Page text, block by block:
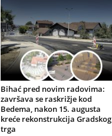
Bihać pred novim radovima:
završava se raskrižje kod
Bedema, nakon 15. augusta
kreće rekonstrukcija Gradskog
trga